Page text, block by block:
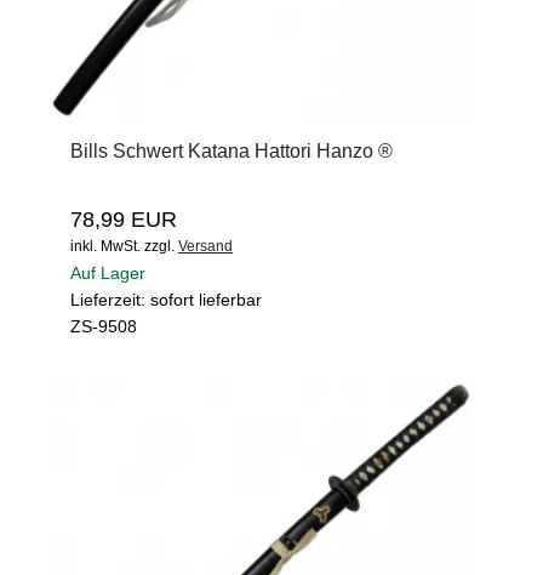
Bills Schwert Katana Hattori Hanzo ®
78,99 EUR
inkl. MwSt. zzgl. Versand
Auf Lager
Lieferzeit: sofort lieferbar
ZS-9508